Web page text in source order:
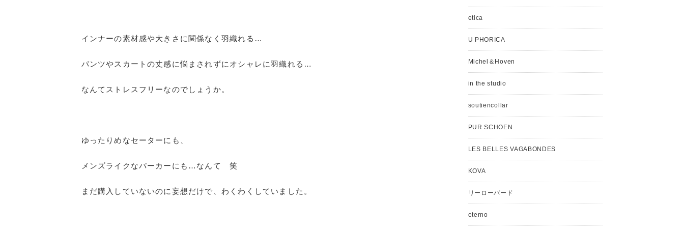
インナーの素材感や大きさに関係なく羽織れる…
パンツやスカートの丈感に悩まされずにオシャレに羽織れる…
なんてストレスフリーなのでしょうか。
ゆったりめなセーターにも、
メンズライクなパーカーにも…なんて 笑
まだ購入していないのに妄想だけで、わくわくしていました。
etica
U PHORICA
Michel＆Hoven
in the studio
soutiencollar
PUR SCHOEN
LES BELLES VAGABONDES
KOVA
リーローバード
eterno